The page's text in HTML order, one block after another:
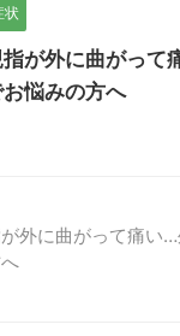
状
が外に曲がって
悩みの方へ
外に曲がって痛い